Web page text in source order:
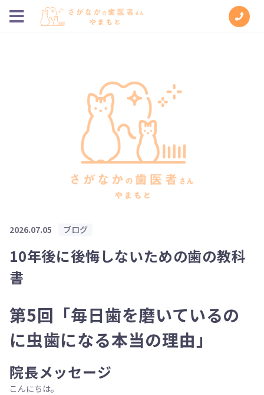
2026.07.05 ブログ
10年後に後悔しないための歯の教科
書
第5回「毎日歯を磨いているの
に虫歯になる本当の理由」
院長メッセージ
こんにちは。